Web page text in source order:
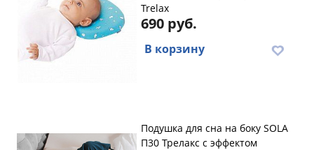
Trelax
690 руб.
В корзину
Подушка для сна на боку SOLA
П30 Трелакс с эффектом